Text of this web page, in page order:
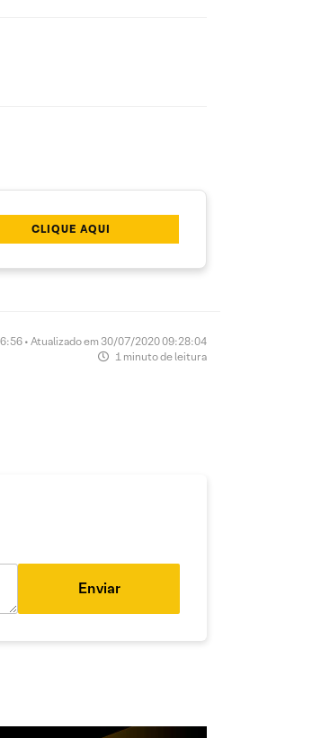
CLIQUE AQUI
• Atualizado em 30/07/2020 09:28:04
1 minuto de leitura
Enviar